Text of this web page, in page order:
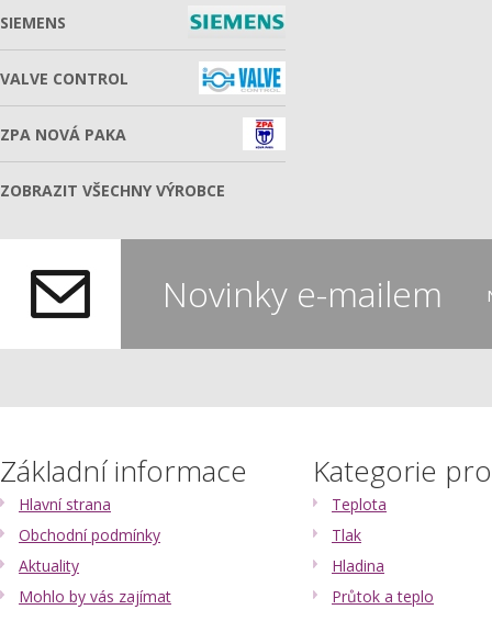
SIEMENS
VALVE CONTROL
ZPA NOVÁ PAKA
ZOBRAZIT VŠECHNY VÝROBCE
Novinky e-mailem
Základní informace
Hlavní strana
Obchodní podmínky
Aktuality
Mohlo by vás zajímat
Kategorie
Teplota
Tlak
Hladina
Průtok a teplo